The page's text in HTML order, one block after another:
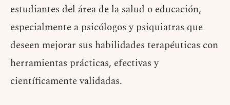
estudiantes del área de la salud o educación,
especialmente a psicólogos y psiquiatras que
deseen mejorar sus habilidades terapéuticas con
herramientas prácticas, efectivas y
científicamente validadas.